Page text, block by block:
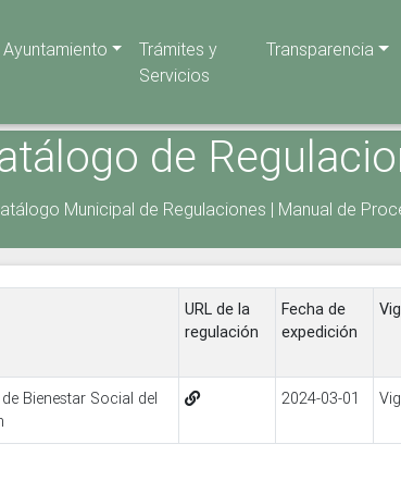
Ayuntamiento
Trámites y
Servicios
Transparencia
de
Municipal de Regulaciones | Manual de
URL de la
regulación
Fecha de
expedición
Bienestar Social del
2024-03-01